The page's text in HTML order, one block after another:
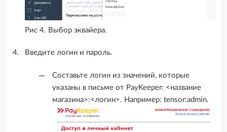
Tilda
UMI CMS
VamShop
Woocommerce
Рис 4. Выбор эквайера.
Введите логин и пароль.
Cоставьте логин из значений, которые
указаны в письме от PayKeeper: <название
магазина>:<логин>. Например: tensor:admin.